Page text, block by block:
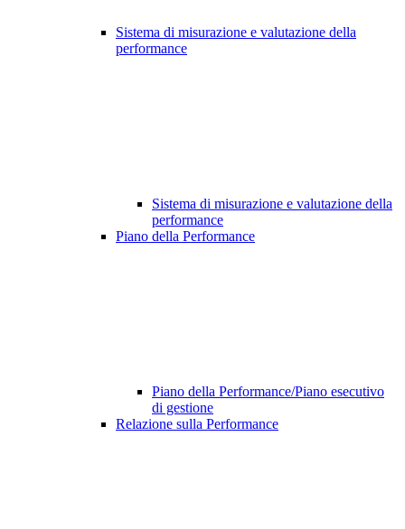
Sistema di misurazione e valutazione della
performance
Sistema di misurazione e valutazione della
performance
Piano della Performance
Piano della Performance/Piano esecutivo
di gestione
Relazione sulla Performance